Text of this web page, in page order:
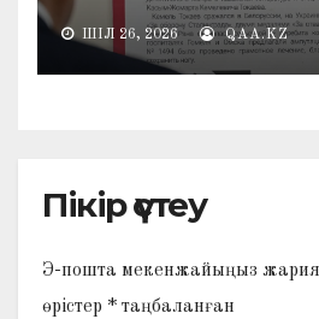
ШІЛ 26, 2026 QAA.KZ
Пікір үстеу
Э-пошта мекенжайыңыз
өрістер * таңбаланған